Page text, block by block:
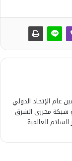
عام الإتحاد الدولي
شبكة محرري الشرق
العالمية